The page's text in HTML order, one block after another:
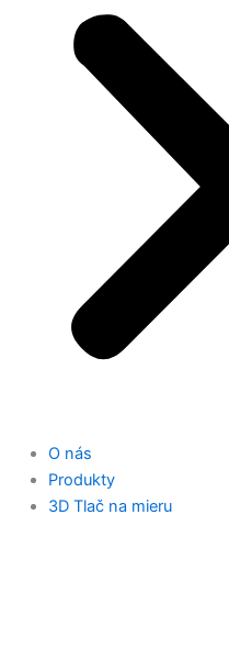
O nás
Produkty
3D Tlač na mieru